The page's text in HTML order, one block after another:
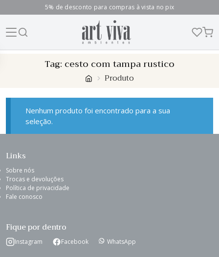
5% de desconto para compras à vista no pix
Tag: cesto com tampa rustico
Produto
Nenhum produto foi encontrado para a sua
seleção.
Links
Sobre nós
Trocas e devoluções
Política de privacidade
Fale conosco
Fique por dentro
Instagram Facebook WhatsApp